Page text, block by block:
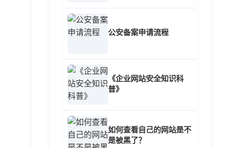
公安备案申请流程
《企业网站安全知识科
普》
如何查看自己的网站是不
是被黑了？